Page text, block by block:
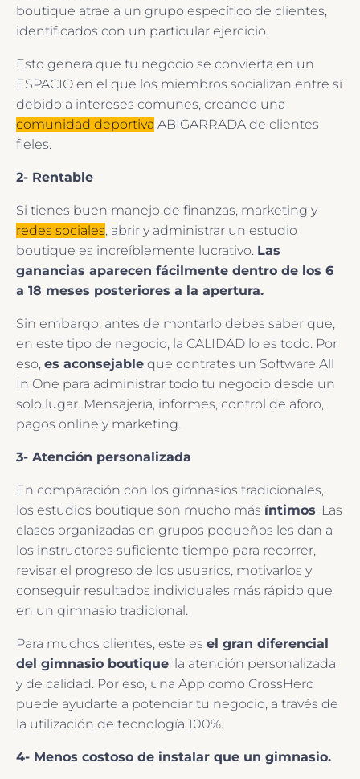
boutique atrae a un grupo específico de clientes,
identificados con un particular ejercicio.
Esto genera que tu negocio se convierta en un
ESPACIO en el que los miembros socializan entre sí
debido a intereses comunes, creando una
comunidad deportiva ABIGARRADA de clientes
fieles.
2- Rentable
Si tienes buen manejo de finanzas, marketing y
redes sociales, abrir y administrar un estudio
boutique es increíblemente lucrativo. Las
ganancias aparecen fácilmente dentro de los 6
a 18 meses posteriores a la apertura.
Sin embargo, antes de montarlo debes saber que,
en este tipo de negocio, la CALIDAD lo es todo. Por
eso, es aconsejable que contrates un Software All
In One para administrar todo tu negocio desde un
solo lugar. Mensajería, informes, control de aforo,
pagos online y marketing.
3- Atención personalizada
En comparación con los gimnasios tradicionales,
los estudios boutique son mucho más íntimos. Las
clases organizadas en grupos pequeños les dan a
los instructores suficiente tiempo para recorrer,
revisar el progreso de los usuarios, motivarlos y
conseguir resultados individuales más rápido que
en un gimnasio tradicional.
Para muchos clientes, este es el gran diferencial
del gimnasio boutique: la atención personalizada
y de calidad. Por eso, una App como CrossHero
puede ayudarte a potenciar tu negocio, a través de
la utilización de tecnología 100%.
4- Menos costoso de instalar que un gimnasio.